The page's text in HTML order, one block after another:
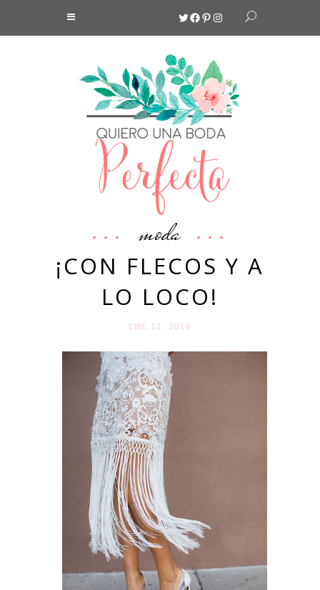
Twitter
Facebook
Pinterest
Instagram
moda
¡CON FLECOS Y A
LO LOCO!
ENE 12. 2016